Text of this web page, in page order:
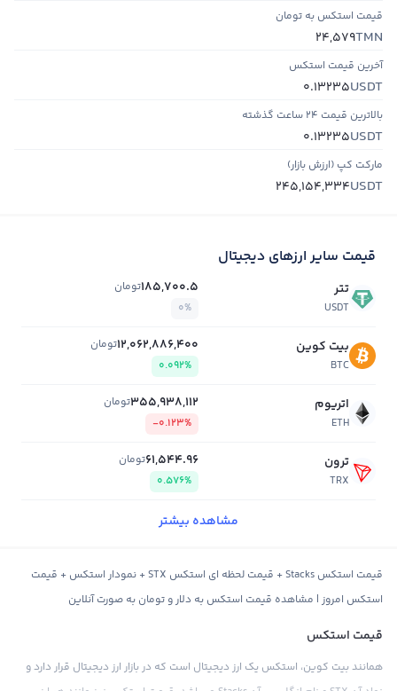
قیمت استکس به تومان
TMN
24,579
آخرین قیمت استکس
USDT
0.13235
بالاترین قیمت ۲۴ ساعت گذشته
USDT
0.13235
مارکت کپ (ارزش بازار)
USDT
245,154,334
قیمت سایر ارزهای دیجیتال
تتر
USDT
185,700.5تومان
0%
بیت کوین
BTC
12,062,886,400تومان
0.092%
اتریوم
ETH
355,938,112تومان
-0.123%
ترون
TRX
61,544.96تومان
0.576%
مشاهده بیشتر
قیمت استکس Stacks + قیمت لحظه ای استکس STX + نمودار استکس + قیمت
استکس امروز | مشاهده قیمت استکس به دلار و تومان به صورت آنلاین
قیمت استکس
همانند بیت کوین، استکس یک ارز دیجیتال است که در بازار ارز دیجیتال قرار دارد و